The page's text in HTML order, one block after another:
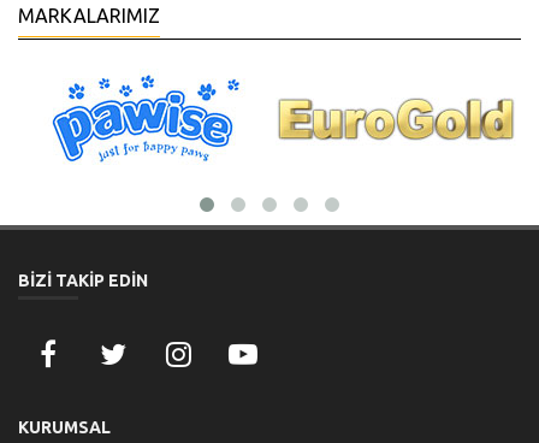
MARKALARIMIZ
BİZİ TAKİP EDİN
KURUMSAL